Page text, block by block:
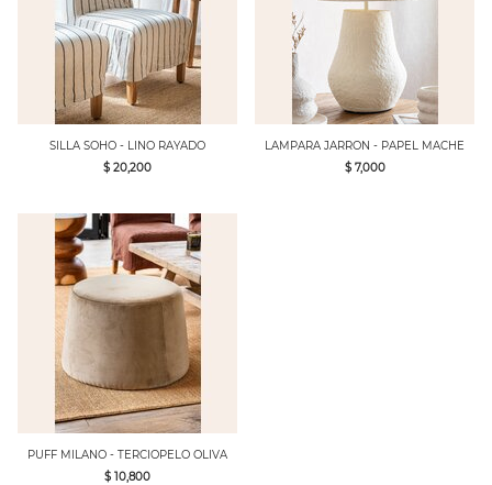
SILLA SOHO - LINO RAYADO
$ 20,200
LAMPARA JARRON - PAPEL MACHE
$ 7,000
PUFF MILANO - TERCIOPELO OLIVA
$ 10,800